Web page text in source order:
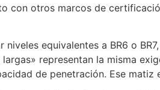
con otros marcos de
equivalentes a BR6 o
representan la misma
de penetración. Ese matiz